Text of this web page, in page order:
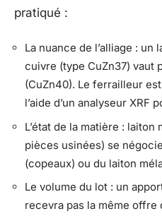
pratiqué :
La nuance de l’alliage :
cuivre (type CuZn37) vaut
(CuZn40). Le ferrailleur
l’aide d’un analyseur XRF
L’état de la matière :
pièces usinées) se
(copeaux) ou du laiton
Le volume du lot : un
recevra pas la même offre